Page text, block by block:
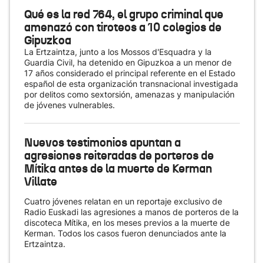
Qué es la red 764, el grupo criminal que
amenazó con tiroteos a 10 colegios de
Gipuzkoa
La Ertzaintza, junto a los Mossos d'Esquadra y la
Guardia Civil, ha detenido en Gipuzkoa a un menor de
17 años considerado el principal referente en el Estado
español de esta organización transnacional investigada
por delitos como sextorsión, amenazas y manipulación
de jóvenes vulnerables.
Nuevos testimonios apuntan a
agresiones reiteradas de porteros de
Mítika antes de la muerte de Kerman
Villate
Cuatro jóvenes relatan en un reportaje exclusivo de
Radio Euskadi las agresiones a manos de porteros de la
discoteca Mítika, en los meses previos a la muerte de
Kerman. Todos los casos fueron denunciados ante la
Ertzaintza.